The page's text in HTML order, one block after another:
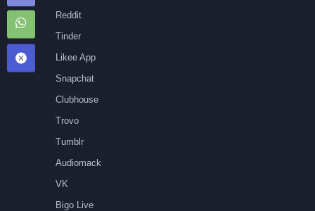
Reddit
Tinder
Likee App
Snapchat
Clubhouse
Trovo
Tumblr
Audiomack
VK
Bigo Live